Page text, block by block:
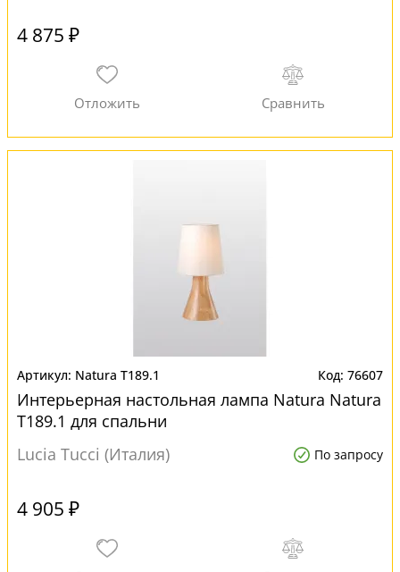
4 875 ₽
Natura T189.1 76607
Интерьерная настольная лампа Natura Natura
T189.1 для спальни
Lucia Tucci (Италия)
По запросу
4 905 ₽